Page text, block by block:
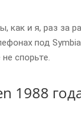
как и я, раз за
под
спорьте.
1988